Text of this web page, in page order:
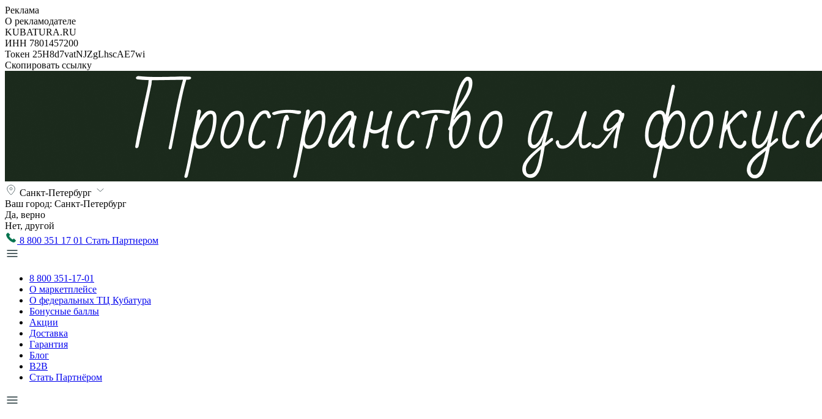
Реклама
О рекламодателе
KUBATURA.RU
ИНН 7801457200
Токен 25H8d7vatNJZgLhscAE7wi
Скопировать ссылку
Санкт-Петербург
Ваш город: Санкт-Петербург
Да, верно
Нет, другой
8 800 351 17 01 Стать Партнером
8 800 351-17-01
О маркетплейсе
О федеральных ТЦ Кубатура
Бонусные баллы
Акции
Доставка
Гарантия
Блог
B2B
Стать Партнёром